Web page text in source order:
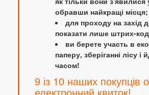
обравши найкращі місця;
для проходу на захід
показати лише штрих-
ви берете участь в
паперу, зберіганні лісу і
часом!
9 із 10 наших покупців